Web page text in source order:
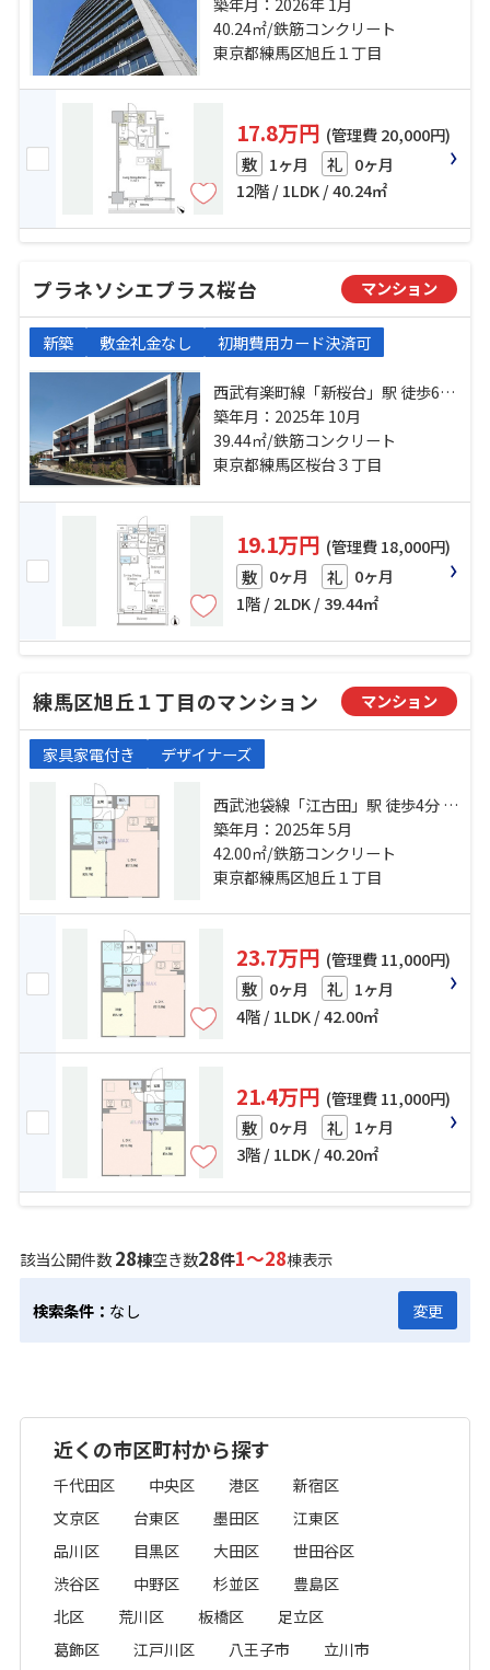
西武有楽町線「新桜台」駅 徒歩10
分
40.24㎡/鉄筋コンクリート
東京都練馬区旭丘１丁目
17.8万円 (管理費 20,000円)
敷 1ヶ月 礼 0ヶ月
12階 / 1LDK / 40.24㎡
プラネソシエプラス桜台 マンション
新築 敷金礼金なし 初期費用カード決済可
西武有楽町線「新桜台」駅 徒歩6分
有楽町線「氷川台」駅 徒歩8分 西武
池袋線「桜台」駅 徒歩13分
築年月：2025年 10月
39.44㎡/鉄筋コンクリート
東京都練馬区桜台３丁目
19.1万円 (管理費 18,000円)
敷 0ヶ月 礼 0ヶ月
1階 / 2LDK / 39.44㎡
練馬区旭丘１丁目のマンション マンション
家具家電付き デザイナーズ
西武池袋線「江古田」駅 徒歩4分 都
営大江戸線「新江古田」駅 徒歩5分
西武有楽町線「新桜台」駅 徒歩11
分
築年月：2025年 5月
42.00㎡/鉄筋コンクリート
東京都練馬区旭丘１丁目
23.7万円 (管理費 11,000円)
敷 0ヶ月 礼 1ヶ月
4階 / 1LDK / 42.00㎡
21.4万円 (管理費 11,000円)
敷 0ヶ月 礼 1ヶ月
3階 / 1LDK / 40.20㎡
該当公開件数28棟空き数28件1～28棟表示
検索条件： なし 変更
近くの市区町村から探す
千代田区 中央区 港区
新宿区
文京区
台東区 墨田区
江東区
品川区
目黒区 大田区
世田谷区
渋谷区
中野区 杉並区
豊島区
北区
荒川区 板橋区
足立区
葛飾区
江戸川区 八王子市
立川市